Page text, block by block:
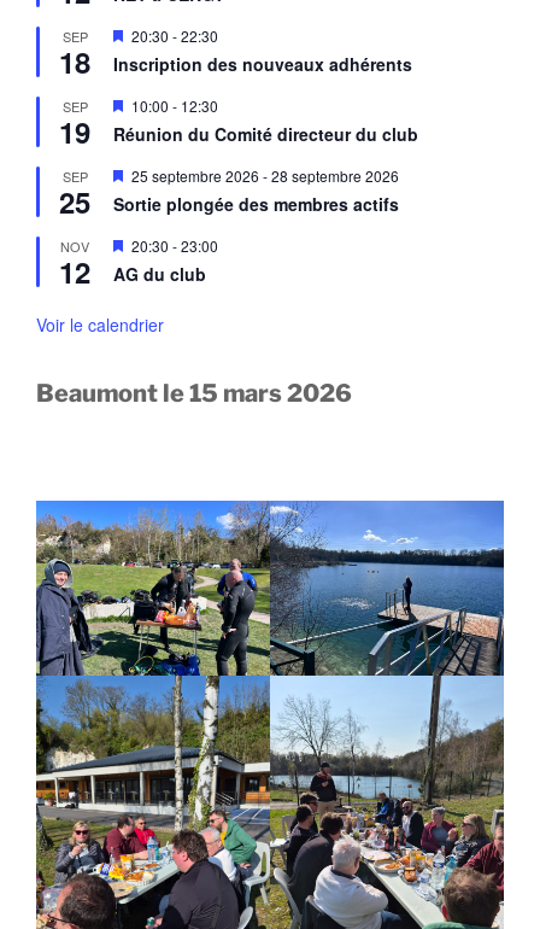
a
n
t
n
a
a
n
t
SEP
18
M
s
n
a
a
n
t
20:30 -22:30
Inscription des nouveaux adhérents
SEP
19
M
i
s
n
a
a
n
t
10:00 - 12:30
Réunion du Comité directeur du club
SEP
25
M
s
n
a
n
25 septembre 2026 -28 septembre 2026
Sortie plongée des membres actifs
NOV
12
M
i
s
n
n
20:30 -23:00
AG du club
Voir le calendrier
Beaumont le 15 mars 2026